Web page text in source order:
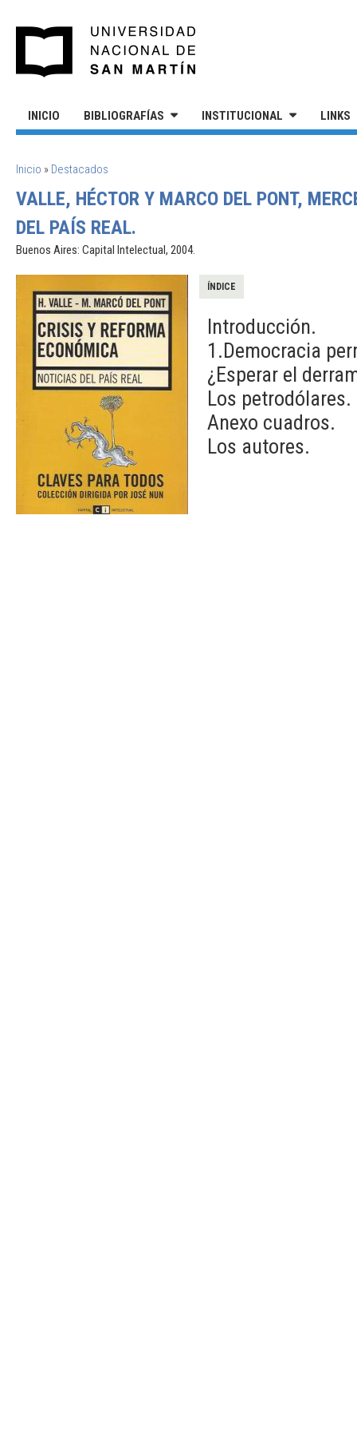
INICIO BIBLIOGRAFÍAS INSTITUCIONAL LINKS
SE ENCUENTRA USTED AQUÍ
Inicio » Destacados
VALLE, HÉCTOR Y MARCO DEL PONT,
DEL PAÍS REAL.
Buenos Aires: Capital Intelectual, 2004.
ÍNDICE
Introducción.
1.Democracia
¿Esperar el
Los
Anexo cuadros.
Los autores.